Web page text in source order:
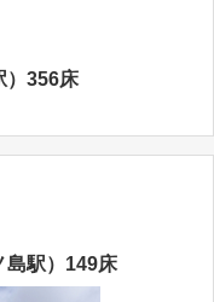
）356床
島駅）149床